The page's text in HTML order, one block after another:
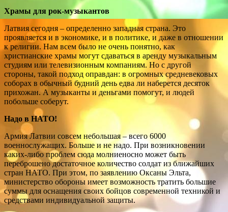
Храмы для рок-музыкантов
Латвия сегодня – определенно западная страна. Это
проявляется и в экономике, и в политике, и даже в отношении
к религии. Нам всем было не очень понятно, как
христианские храмы могут сдаваться в аренду музыкальным
студиям или телевизионным компаниям. Но с другой
стороны, такой подход оправдан: в огромных средневековых
соборах в обычный будний день едва ли наберется десяток
прихожан. А музыканты и деньгами помогут, и людей
побольше соберут.
Надо в НАТО!
Армия Латвии совсем небольшая – всего 6000
военнослужащих. Больше и не надо. При возникновении
каких-либо проблем сюда молниеносно может быть
переброшено достаточное количество солдат из ближайших
стран НАТО. При этом, по заявлению Оксаны Эльта,
министерство обороны имеет возможность тратить большие
суммы для оснащения своих бойцов современной техникой и
средствами индивидуальной защиты.